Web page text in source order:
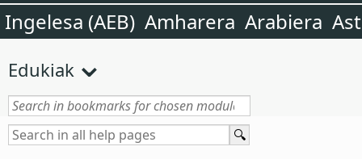
Ingelesa (AEB) Amharera Arabiera
Edukiak